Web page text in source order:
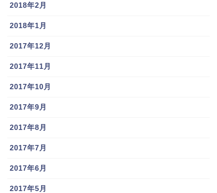
2018年2月
2018年1月
2017年12月
2017年11月
2017年10月
2017年9月
2017年8月
2017年7月
2017年6月
2017年5月